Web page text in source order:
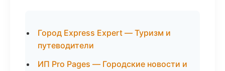
Город Express Expert — Туризм и
путеводители
ИП Pro Pages — Городские новости и